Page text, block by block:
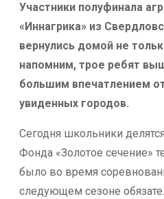
Участники полуфинала
«Иннагрика» из
вернулись домой не
напомним, трое ребят
большим впечатлением
увиденных городов.
Сегодня школьники
Фонда «Золотое сечение»
было во время
следующем сезоне